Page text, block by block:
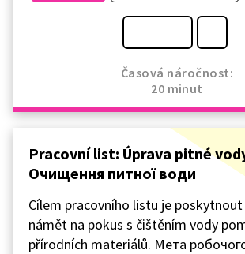
Časová náročnost:
20 minut
Pracovní list: Úprava pitné
Очищення питної води
Cílem pracovního listu je
námět na pokus s čištěním vody
přírodních materiálů. Мета